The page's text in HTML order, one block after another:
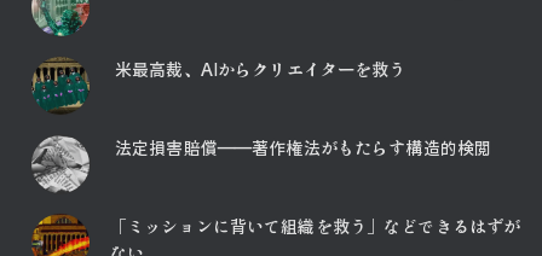
米最高裁、AIからクリエイターを救う
法定損害賠償――著作権法がもたらす構造的検閲
「ミッションに背いて組織を救う」などできるはずが